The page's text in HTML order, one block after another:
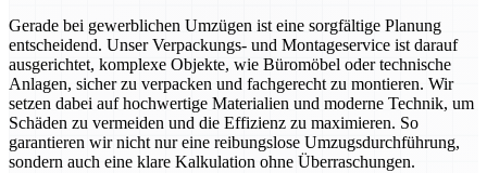
Gerade bei gewerblichen Umzügen ist eine sorgfältige Planung
entscheidend. Unser Verpackungs- und Montageservice ist darauf
ausgerichtet, komplexe Objekte, wie Büromöbel oder technische
Anlagen, sicher zu verpacken und fachgerecht zu montieren. Wir
setzen dabei auf hochwertige Materialien und moderne Technik, um
Schäden zu vermeiden und die Effizienz zu maximieren. So
garantieren wir nicht nur eine reibungslose Umzugsdurchführung,
sondern auch eine klare Kalkulation ohne Überraschungen.